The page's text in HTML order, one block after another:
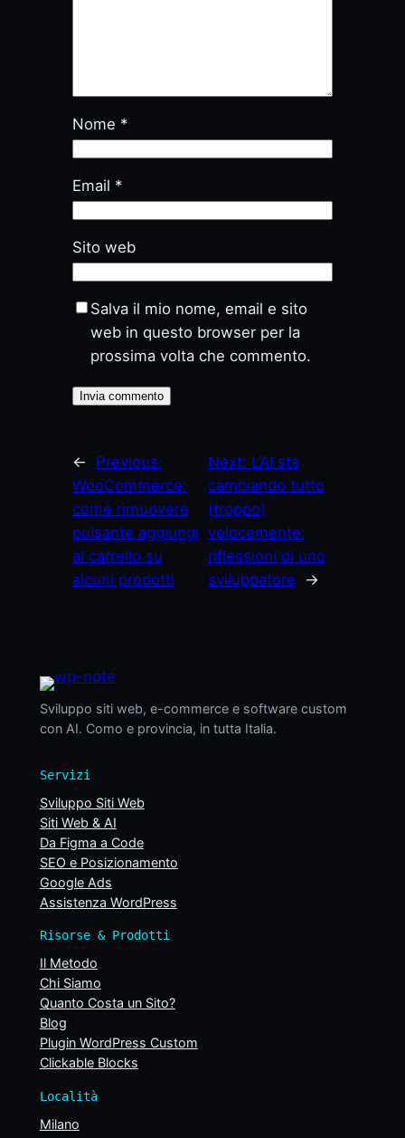
Nome *
Email *
Sito web
Salva il mio nome, email e sito
web in questo browser per la
prossima volta che commento.
←
Previous:
WooCommerce:
come rimuovere
pulsante aggiungi
al carrello su
alcuni prodotti
Next: L’AI sta
cambiando tutto
(troppo)
velocemente:
riflessioni di uno
sviluppatore
→
Sviluppo siti web, e-commerce e software custom
con AI. Como e provincia, in tutta Italia.
Servizi
Sviluppo Siti Web
Siti Web & AI
Da Figma a Code
SEO e Posizionamento
Google Ads
Assistenza WordPress
Risorse & Prodotti
Il Metodo
Chi Siamo
Quanto Costa un Sito?
Blog
Plugin WordPress Custom
Clickable Blocks
Località
Milano